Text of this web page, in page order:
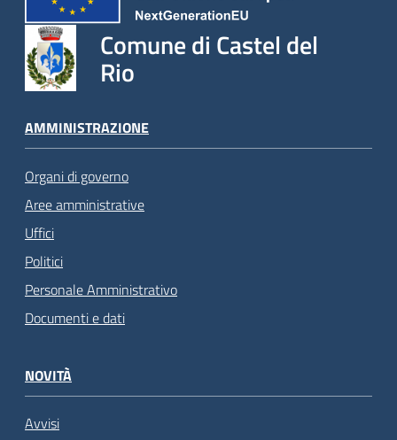
Comune di Castel del
Rio
AMMINISTRAZIONE
Organi di governo
Aree amministrative
Uffici
Politici
Personale Amministrativo
Documenti e dati
NOVITÀ
Avvisi